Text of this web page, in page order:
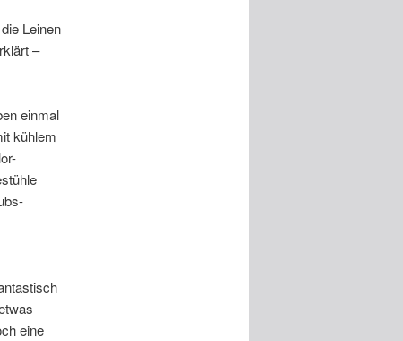
Leinen
–
einmal
kühlem
eine